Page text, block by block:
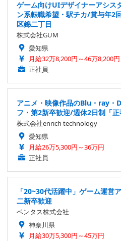
ゲーム向けUIデザイナーアシス
ン系転職希望・駅チカ/賞与年2
区錦二丁目
株式会社GUM
愛知県
月給32万8,200円～46万8,200円
正社員
アニメ・映像作品のBlu・ray・
フ・第2新卒歓迎/週休2日制「正
株式会社enrich technology
愛知県
月給26万5,300円～36万円
正社員
「20~30代活躍中」ゲーム運営
二新卒歓迎
ベンタス株式会社
神奈川県
月給30万5,300円～45万円